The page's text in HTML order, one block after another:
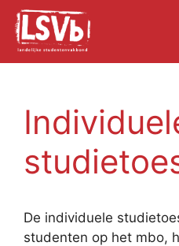
Skip
content
De individuele
studenten op het mbo,